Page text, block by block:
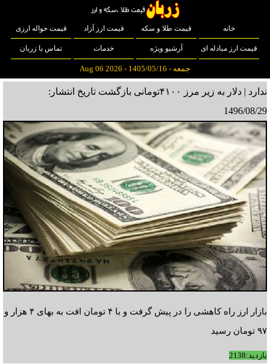
خانه قیمت طلا و سکه قیمت ارز آزاد قیمت حواله ارزی
قیمت ارز مبادله ای آرشیو ویژه خدمات تماس با زربان
جمعه - 1405/05/16 - Aug 06 2026
ندارد | دلار به زیر مرز ۴۱۰۰تومانی بازگشت
تاریخ انتشار:
1496/08/29
بازار ارز راه کاهشی را در پیش گرفت و با ۴ تومان افت به بهای ۴ هزار و
۹۷ تومان رسید
بازدید:2138